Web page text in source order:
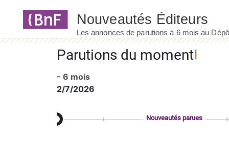
Parutions du moment
- 6 mois
2/7/2026
Nouveautés parues